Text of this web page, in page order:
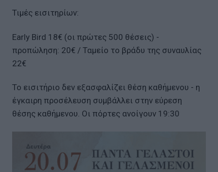
Τιμές εισιτηρίων:
Early Bird 18€ (οι πρώτες 500 θέσεις) -
προπώληση: 20€ / Ταμείο το βράδυ της συναυλίας
22€
Το εισιτήριο δεν εξασφαλίζει θέση καθήμενου - η
έγκαιρη προσέλευση συμβάλλει στην εύρεση
θέσης καθήμενου. Οι πόρτες ανοίγουν 19:30